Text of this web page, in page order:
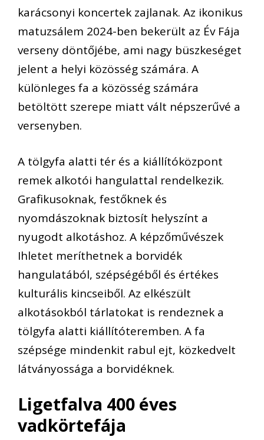
karácsonyi koncertek zajlanak. Az ikonikus
matuzsálem 2024-ben bekerült az Év Fája
verseny döntőjébe, ami nagy büszkeséget
jelent a helyi közösség számára. A
különleges fa a közösség számára
betöltött szerepe miatt vált népszerűvé a
versenyben.
A tölgyfa alatti tér és a kiállítóközpont
remek alkotói hangulattal rendelkezik.
Grafikusoknak, festőknek és
nyomdászoknak biztosít helyszínt a
nyugodt alkotáshoz. A képzőművészek
Ihletet meríthetnek a borvidék
hangulatából, szépségéből és értékes
kulturális kincseiből. Az elkészült
alkotásokból tárlatokat is rendeznek a
tölgyfa alatti kiállítóteremben. A fa
szépsége mindenkit rabul ejt, közkedvelt
látványossága a borvidéknek.
Ligetfalva 400 éves
vadkörtefája